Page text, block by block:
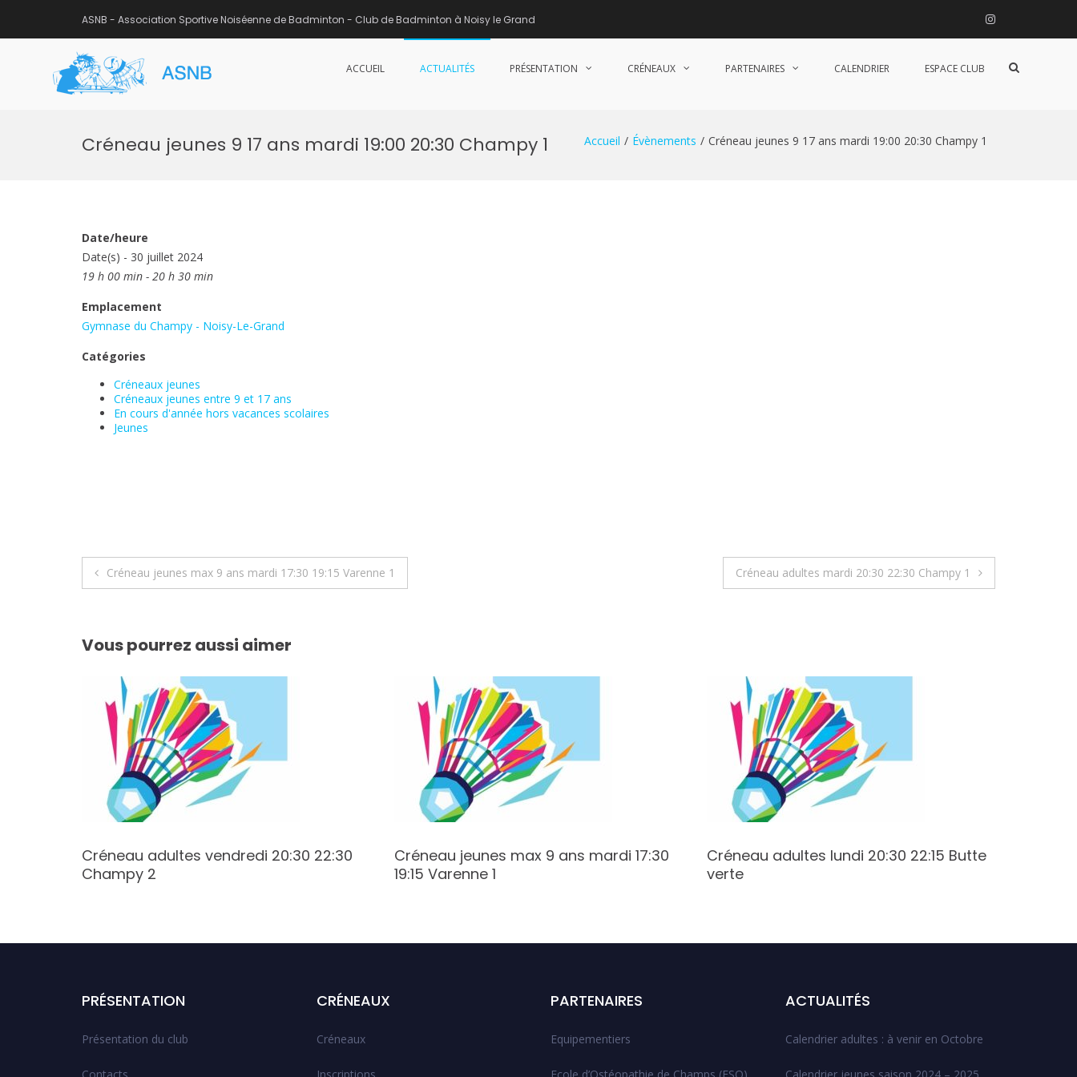
ASNB - Association Sportive Noiséenne de Badminton - Club de Badminton à Noisy le Grand Instagram
ACCUEIL ACTUALITÉS PRÉSENTATION CRÉNEAUX PARTENAIRES CALENDRIER ESPACE CLUB
Afficher
Créneau jeunes 9 17 ans mardi 19:00 20:30 Champy 1 Accueil Évènements Créneau jeunes 9 17 ans mardi 19:00 20:30 Champy 1
Date/heure
Date(s) - 30 juillet 2024
19 h 00 min - 20 h 30 min
Emplacement
Gymnase du Champy - Noisy-Le-Grand
Catégories
Créneaux jeunes
Créneaux jeunes entre 9 et 17 ans
En cours d'année hors vacances scolaires
Jeunes
Navigation
l’article
Créneau jeunes max 9 ans mardi 17:30 19:15 Varenne 1 Créneau adultes mardi 20:30 22:30 Champy 1
Vous pourrez aussi aimer
Créneau adultes vendredi 20:30 22:30
Champy 2
Créneau jeunes max 9 ans mardi 17:30
19:15 Varenne 1
Créneau adultes lundi 20:30 22:15 Butte
verte
PRÉSENTATION
Présentation du club
CRÉNEAUX
Créneaux
PARTENAIRES
Equipementiers
ACTUALITÉS
Calendrier adultes : à venir en Octobre